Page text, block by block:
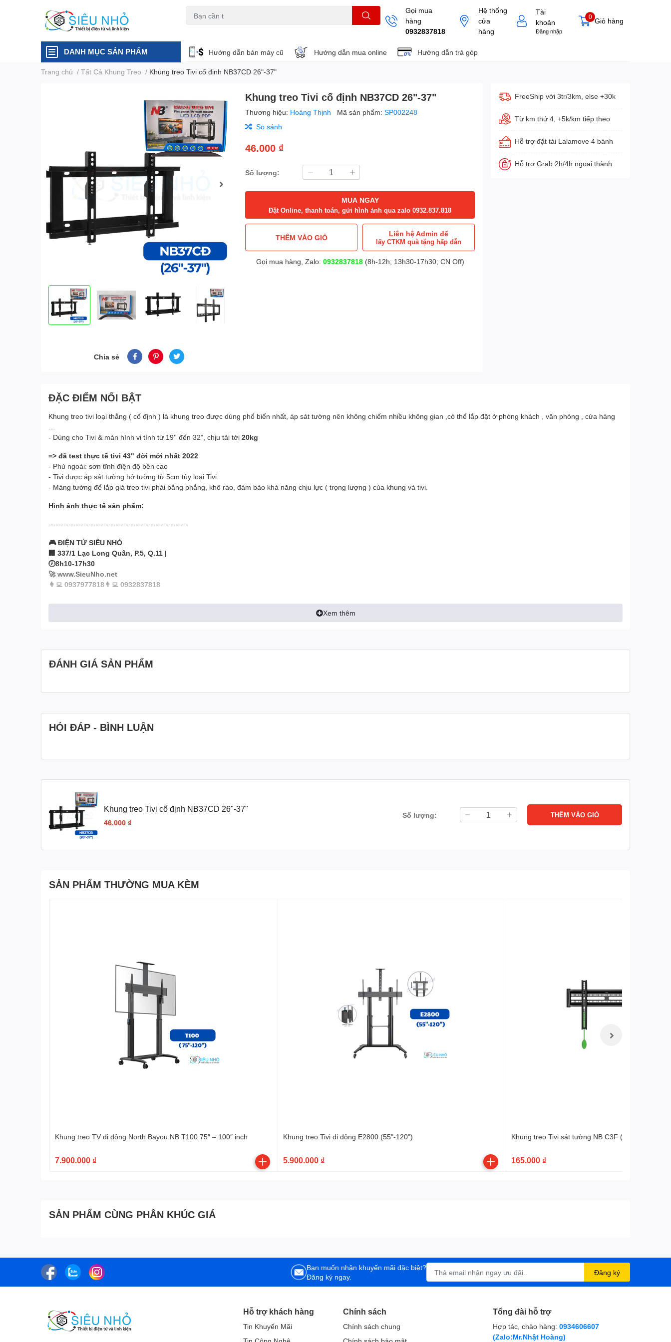
Gọi mua
hàng
0932837818
Hệ thống
cửa
hàng
Tài
khoản
Đăng nhập
Giỏ hàng
0
DANH MỤC SẢN PHẨM Hướng dẫn bán máy cũ Hướng dẫn mua online Hướng dẫn trả góp
Trang chủ / Tất Cả Khung Treo / Khung treo Tivi cố định NB37CD 26"-37"
Chia sẻ
Khung treo Tivi cố định NB37CD 26"-37"
Thương hiệu: Hoàng Thịnh Mã sản phẩm:SP002248
So sánh
46.000 ₫
Số lượng:
MUA NGAY
Đặt Online, thanh toán, gửi hình ảnh qua zalo 0932.837.818
THÊM VÀO GIỎ Liên hệ Admin để
lấy CTKM quà tặng hấp dẫn
Gọi mua hàng, Zalo: 0932837818(8h-12h; 13h30-17h30; CN Off)
FreeShip với 3tr/3km, else +30k
Từ km thứ 4, +5k/km tiếp theo
Hỗ trợ đặt tải Lalamove 4 bánh
Hỗ trợ Grab 2h/4h ngoại thành
ĐẶC ĐIỂM NỔI BẬT
Khung treo tivi loại thẳng ( cố định ) là khung treo được dùng phổ biến nhất, áp sát tường nên không chiếm nhiều không gian ,có thể lắp đặt ở phòng khách , văn phòng , cửa hàng
- Dùng cho Tivi & màn hình vi tính từ 19'' đến 32”, chịu tải tới 20kg
=> đã test thực tế tivi 43" đời mới nhất 2022
- Phủ ngoài: sơn tĩnh điện độ bền cao
- Tivi được áp sát tường hở tường từ 5cm tùy loại Tivi.
- Mảng tường để lắp giá treo tivi phải bằng phẳng, khô ráo, đảm bảo khả năng chịu lực ( trọng lượng ) của khung và tivi.
Hình ảnh thực tế sản phẩm:
--------------------------------------------------------
🎮 ĐIỆN TỬ SIÊU NHỎ
🏢 337/1 Lạc Long Quân, P.5, Q.11 |
🕖8h10-17h30
🚀 www.SieuNho.net
👩‍💻 0937977818👨‍💻 0932837818
Xem thêm
ĐÁNH GIÁ SẢN PHẨM
HỎI ĐÁP - BÌNH LUẬN
Khung treo Tivi cố định NB37CD 26"-37"
46.000 ₫
Số lượng: THÊM VÀO GIỎ
SẢN PHẨM THƯỜNG MUA KÈM
Khung treo TV di động North Bayou NB T100 75″ – 100″ inch
7.900.000 ₫
Khung treo Tivi di động E2800 (55"-120")
5.900.000 ₫
Khung treo Tivi sát tường NB C3F (32″- 75″)
165.000 ₫
SẢN PHẨM CÙNG PHÂN KHÚC GIÁ
Bạn muốn nhận khuyến mãi đặc biệt?
Đăng ký ngay.
Đăng ký
Hỗ trợ khách hàng
Tin Khuyến Mãi
Chính sách
Chính sách chung
Tổng đài hỗ trợ
Hợp tác, chào hàng: 0934606607
(Zalo:Mr.Nhật Hoàng)